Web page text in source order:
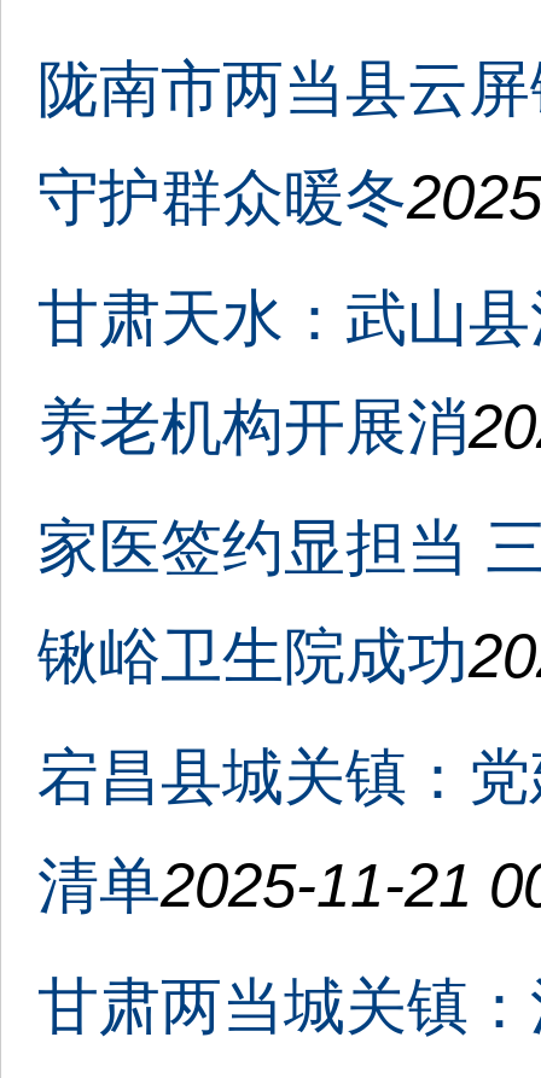
陇南市两当县云
守护群众暖冬
甘肃天水：武山
养老机构开展消
家医签约显担当
锹峪卫生院成功
宕昌县城关镇：
清单2025-11-21
甘肃两当城关镇